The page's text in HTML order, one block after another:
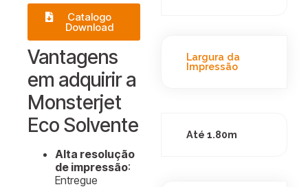
Catalogo
Download
Vantagens
em adquirir a
Monsterjet
Eco Solvente
Alta resolução
de impressão:
Entregue
Largura da
Impressão
Até 1.80m